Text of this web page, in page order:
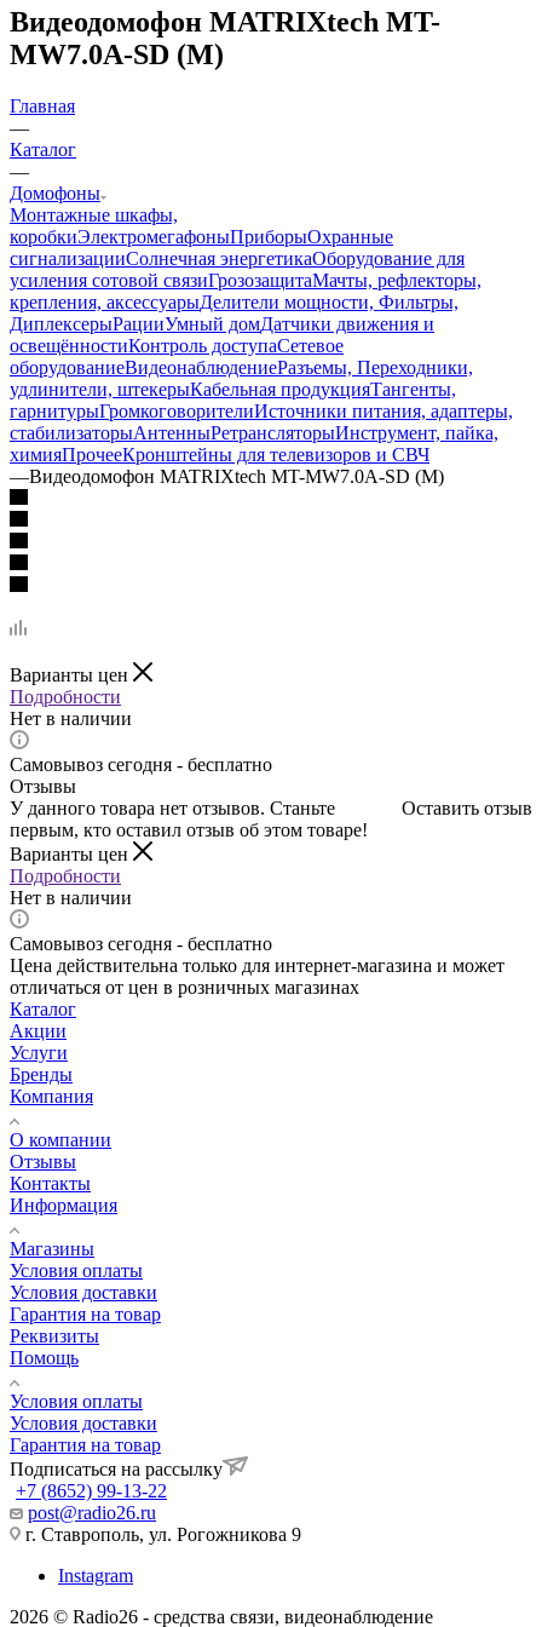
Видеодомофон MATRIXtech MT-
MW7.0A-SD (M)
Главная
—
Каталог
—
Домофоны
Монтажные шкафы,
коробкиЭлектромегафоныПриборыОхранные
сигнализацииСолнечная энергетикаОборудование для
усиления сотовой связиГрозозащитаМачты, рефлекторы,
крепления, аксессуарыДелители мощности, Фильтры,
ДиплексерыРацииУмный домДатчики движения и
освещённостиКонтроль доступаСетевое
оборудованиеВидеонаблюдениеРазъемы, Переходники,
удлинители, штекерыКабельная продукцияТангенты,
гарнитурыГромкоговорителиИсточники питания, адаптеры,
стабилизаторыАнтенныРетрансляторыИнструмент, пайка,
химияПрочееКронштейны для телевизоров и СВЧ
—Видеодомофон MATRIXtech MT-MW7.0A-SD (M)
Варианты цен
Подробности
Нет в наличии
Самовывоз сегодня - бесплатно
Отзывы
Оставить отзыв
У данного товара нет отзывов. Станьте
первым, кто оставил отзыв об этом товаре!
Варианты цен
Подробности
Нет в наличии
Самовывоз сегодня - бесплатно
Цена действительна только для интернет-магазина и может
отличаться от цен в розничных магазинах
Каталог
Акции
Услуги
Бренды
Компания
О компании
Отзывы
Контакты
Информация
Магазины
Условия оплаты
Условия доставки
Гарантия на товар
Реквизиты
Помощь
Условия оплаты
Условия доставки
Гарантия на товар
Подписаться на рассылку
+7 (8652) 99-13-22
post@radio26.ru
г. Ставрополь, ул. Рогожникова 9
Instagram
2026 © Radio26 - средства связи, видеонаблюдение